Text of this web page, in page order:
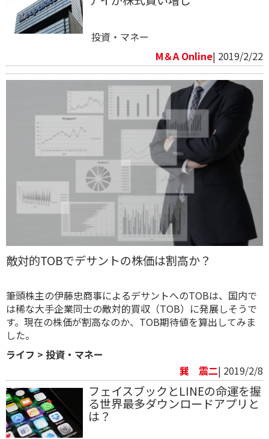
投資・マネー
M＆A Online| 2019/2/22
敵対的TOBでデサントの株価は割高か？
筆頭株主の伊藤忠商事によるデサントへのTOBは、国内で
は稀な大手企業同士の敵対的買収（TOB）に発展しそうで
す。現在の株価が割高なのか、TOB期待値を算出してみま
した。
ライフ > 投資・マネー
巽 震二| 2019/2/8
フェイスブックとLINEの命運を握
る世界最多ダウンロードアプリと
は？